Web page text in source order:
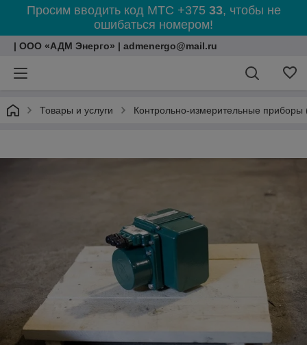
Просим вводить код МТС +375 33, чтобы не
ошибаться номером!
| ООО «АДМ Энерго» | admenergo@mail.ru
Товары и услуги Контрольно-измерительные